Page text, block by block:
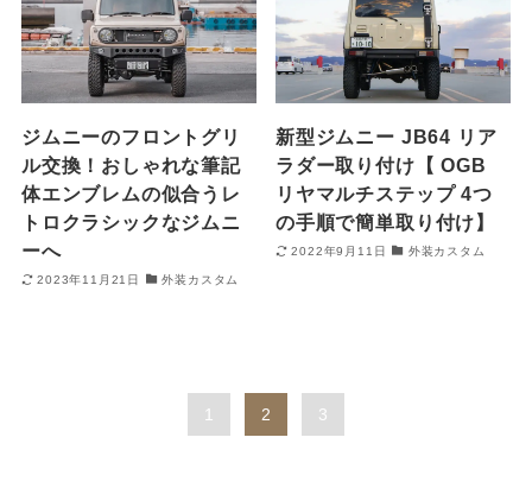
ジムニーのフロントグリ
ル交換！おしゃれな筆記
体エンブレムの似合うレ
トロクラシックなジムニ
ーへ
2023年11月21日 外装カスタム
新型ジムニー JB64 リア
ラダー取り付け【 OGB
リヤマルチステップ 4つ
の手順で簡単取り付け】
2022年9月11日 外装カスタム
1 2 3